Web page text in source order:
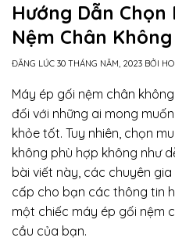
Hướng Dẫn Chọn
Nệm Chân Không
ĐĂNG LÚC 30 THÁNG NĂM, 2023 BỞI
Máy ép gối nệm chân
đối với những ai mong
khỏe tốt. Tuy nhiên, chọn
không phù hợp không như
bài viết này, các chuyên gia
cấp cho bạn các thông tin
một chiếc máy ép gối nệm
cầu của bạn.